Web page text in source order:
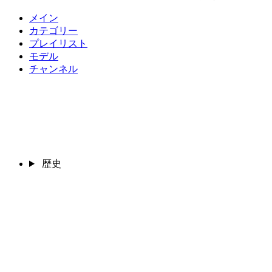
メイン
カテゴリー
プレイリスト
モデル
チャンネル
歴史